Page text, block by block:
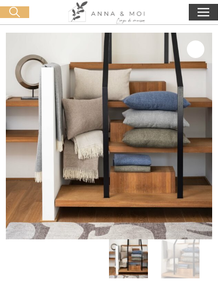
Consegna gratuita a partire da 60€ di acquisto 0,00€
Lancia la ricerca